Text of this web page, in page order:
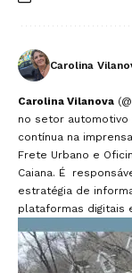
Carolina
Carolina Vilanova
no setor automotivo
contínua na
Frete Urbano e
Caiana. É
estratégia de
plataformas digitais